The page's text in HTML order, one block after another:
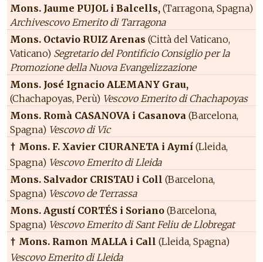
Mons. Jaume PUJOL i Balcells, (Tarragona, Spagna)
Archivescovo Emerito di Tarragona
Mons. Octavio RUIZ Arenas (Città del Vaticano,
Vaticano) Segretario del Pontificio Consiglio per la
Promozione della Nuova Evangelizzazione
Mons. José Ignacio ALEMANY Grau,
(Chachapoyas, Perù) Vescovo Emerito di Chachapoyas
Mons. Romà CASANOVA i Casanova (Barcelona,
Spagna) Vescovo di Vic
† Mons. F. Xavier CIURANETA i Aymí (Lleida,
Spagna) Vescovo Emerito di Lleida
Mons. Salvador CRISTAU i Coll (Barcelona,
Spagna) Vescovo de Terrassa
Mons. Agustí CORTÉS i Soriano (Barcelona,
Spagna) Vescovo Emerito di Sant Feliu de Llobregat
† Mons. Ramon MALLA i Call (Lleida, Spagna)
Vescovo Emerito di Lleida